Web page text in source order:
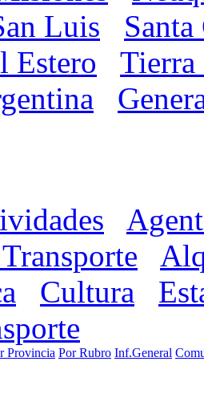
Luis
Estero
Tierra
Cultura
Provincia Por Rubro Inf.General